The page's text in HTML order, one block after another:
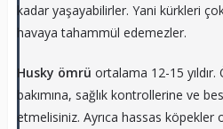
kadar yaşayabilirler. Yani kürkleri
havaya tahammül edemezler.
Husky ömrü ortalama 12-15
bakımına, sağlık kontrollerine ve
etmelisiniz. Ayrıca hassas köpekler